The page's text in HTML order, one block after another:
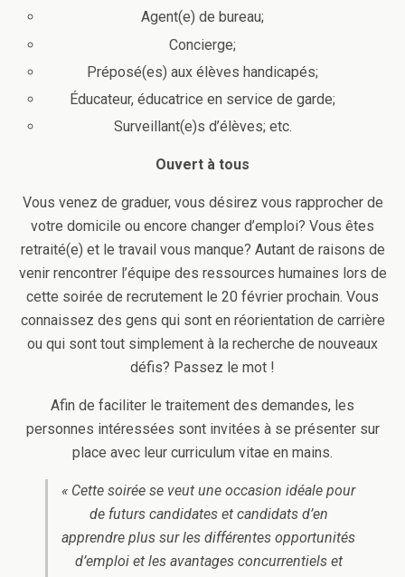
Agent(e) de bureau;
Concierge;
Préposé(es) aux élèves handicapés;
Éducateur, éducatrice en service de garde;
Surveillant(e)s d’élèves; etc.
Ouvert à tous
Vous venez de graduer, vous désirez vous rapprocher de
votre domicile ou encore changer d’emploi? Vous êtes
retraité(e) et le travail vous manque? Autant de raisons de
venir rencontrer l’équipe des ressources humaines lors de
cette soirée de recrutement le 20 février prochain. Vous
connaissez des gens qui sont en réorientation de carrière
ou qui sont tout simplement à la recherche de nouveaux
défis? Passez le mot !
Afin de faciliter le traitement des demandes, les
personnes intéressées sont invitées à se présenter sur
place avec leur curriculum vitae en mains.
« Cette soirée se veut une occasion idéale pour
de futurs candidates et candidats d’en
apprendre plus sur les différentes opportunités
d’emploi et les avantages concurrentiels et